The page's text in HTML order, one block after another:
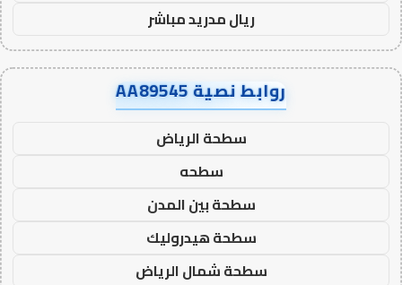
ريال مدريد مباشر
روابط نصية AA89545
سطحة الرياض
سطحه
سطحة بين المدن
سطحة هيدروليك
سطحة شمال الرياض